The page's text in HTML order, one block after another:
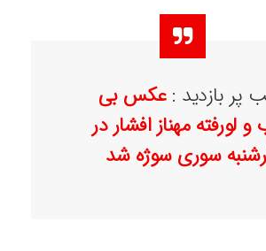
پر بازدید :عکس بی
لورفته مهناز افشار در
سوری سوژه شد